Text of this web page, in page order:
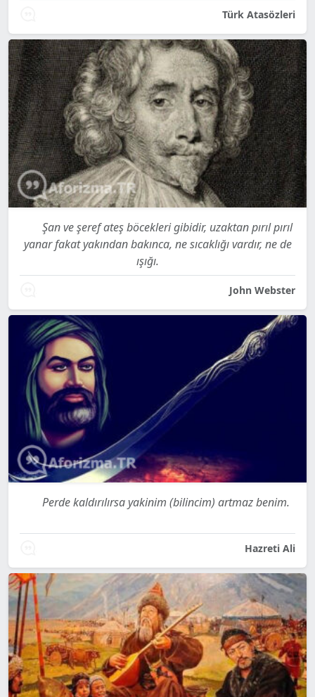
Türk Atasözleri
Şan ve şeref ateş böcekleri gibidir, uzaktan pırıl pırıl
yanar fakat yakından bakınca, ne sıcaklığı vardır, ne de
ışığı.
John Webster
Perde kaldırılırsa yakinim (bilincim) artmaz benim.
Hazreti Ali